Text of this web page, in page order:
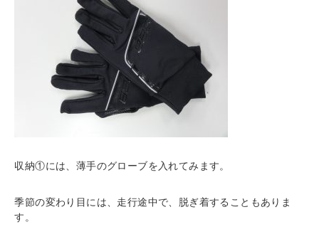
収納①には、薄手のグローブを入れてみます。
季節の変わり目には、走行途中で、脱ぎ着することもありま
す。